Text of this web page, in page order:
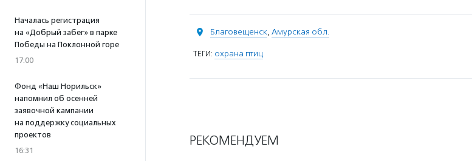
Началась регистрация
на «Добрый забег» в парке
Победы на Поклонной горе
17:00
Фонд «Наш Норильск»
напомнил об осенней
заявочной кампании
на поддержку социальных
проектов
16:31
Благовещенск, Амурская обл.
ТЕГИ: охрана птиц
РЕКОМЕНДУЕМ